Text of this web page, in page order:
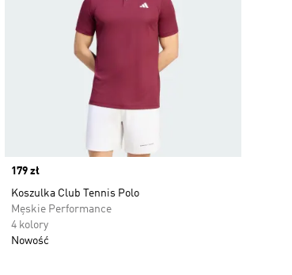
Price
179 zł
Koszulka Club Tennis Polo
Męskie Performance
4 kolory
Nowość